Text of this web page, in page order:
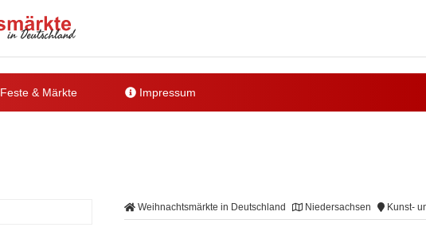
Feste & Märkte Impressum
Weihnachtsmärkte in Deutschland Niedersachsen Kunst-